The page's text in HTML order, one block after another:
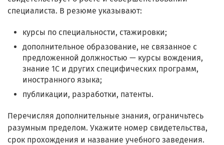
специалиста. В резюме указывают:
курсы по специальности, стажировки;
дополнительное образование, не связанное с
предложенной должностью — курсы вождения,
знание 1С и других специфических программ,
иностранного языка;
публикации, разработки, патенты.
Перечисляя дополнительные знания, ограничьтесь
разумным пределом. Укажите номер свидетельства,
срок прохождения и название учебного заведения.